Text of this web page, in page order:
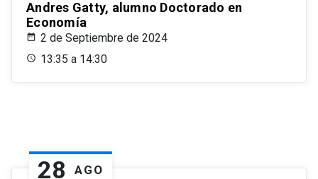
Andres Gatty, alumno Doctorado en
Economía
2 de Septiembre de 2024
13:35 a 14:30
28 AGO